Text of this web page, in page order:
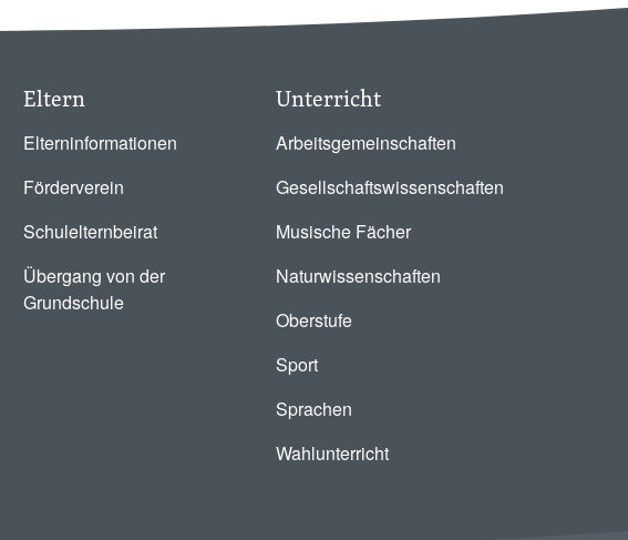
Eltern
Elterninformationen
Förderverein
Schulelternbeirat
Übergang von der
Grundschule
Unterricht
Arbeitsgemeinschaften
Gesellschaftswissenschaften
Musische Fächer
Naturwissenschaften
Oberstufe
Sport
Sprachen
Wahlunterricht